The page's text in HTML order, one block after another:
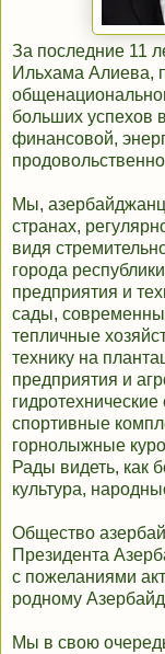
За последние 11
Ильхама Алиева,
больших успехов
финансовой,
Мы,
странах,
видя
города
предприятия и
сады,
тепличные
технику на
предприятия и
спортивные
горнолыжные
Рады видеть, как
культура,
Общество
Президента
с пожеланиями
родному
Мы в свою